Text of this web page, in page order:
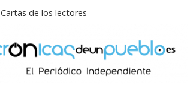
Cartas de los lectores